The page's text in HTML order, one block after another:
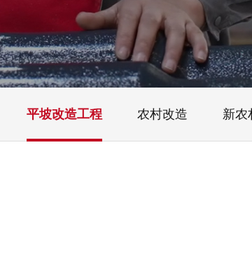
平坡改造工程 农村改造 新农